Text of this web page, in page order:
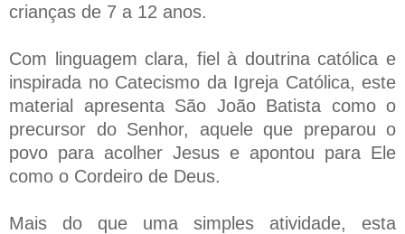
crianças de 7 a 12 anos.
Com linguagem clara, fiel à doutrina católica e
inspirada no Catecismo da Igreja Católica, este
material apresenta São João Batista como o
precursor do Senhor, aquele que preparou o
povo para acolher Jesus e apontou para Ele
como o Cordeiro de Deus.
Mais do que uma simples atividade, esta